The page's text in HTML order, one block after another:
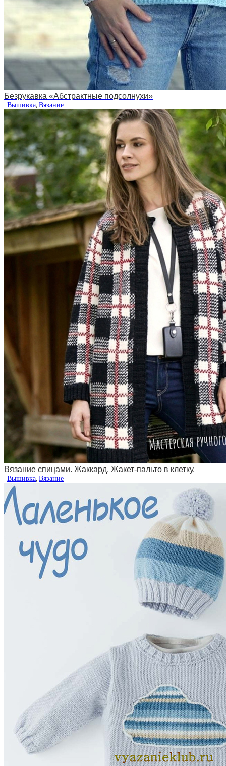
Безрукавка «Абстрактные подсолнухи»
Вышивка,Вязание
Вязание спицами. Жаккард. Жакет-пальто в клетку.
Вышивка,Вязание